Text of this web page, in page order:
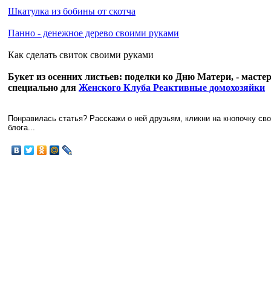
Шкатулка из бобины от скотча
Панно - денежное дерево своими руками
Как сделать свиток своими руками
Букет из осенних листьев: поделки ко Дню Матери, -
специально для Женского Клуба Реактивные домохозяйки
Понравилась статья? Расскажи о ней друзьям, кликни на кнопочку
блога...